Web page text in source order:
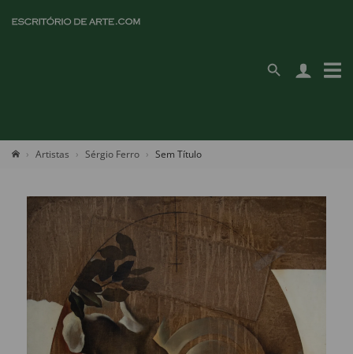
Artistas Sérgio Ferro Sem Título